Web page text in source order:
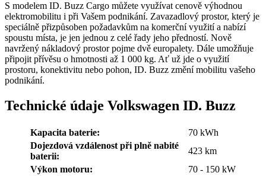
S modelem ID. Buzz Cargo můžete využívat cenově výhodnou
elektromobilitu i při Vašem podnikání. Zavazadlový prostor, který je
speciálně přizpůsoben požadavkům na komerční využití a nabízí
spoustu místa, je jen jednou z celé řady jeho předností. Nově
navržený nákladový prostor pojme dvě europalety. Dále umožňuje
připojit přívěsu o hmotnosti až 1 000 kg. Ať už jde o využití
prostoru, konektivitu nebo pohon, ID. Buzz změní mobilitu vašeho
podnikání.
Technické údaje Volkswagen ID. Buzz
Kapacita baterie:
70 kWh
Dojezdová vzdálenost při plně nabité
baterii:
423 km
Výkon motoru:
70 - 150 kW